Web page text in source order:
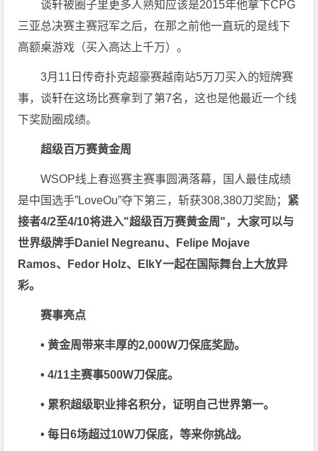
谈轩被圈子里更多人熟知应该是2015年他拿下CPG
三亚总决赛主赛冠军之后，在那之前他一直玩的是线下
高额桌游戏（买入高达上千万）。
3月11日传奇扑克超豪赛越南站5万刀买入的短牌赛
事，谈轩在这场比赛拿到了第7名，这也是他最近一个线
下奖励圈成绩。
超级百万赛黄金周
WSOP线上春巡赛主赛事圆满落幕，国人最佳成绩
是中国选手”LoveOu”夺下第三，斩获308,380刀奖励； 紧
接者4/2至4/10将进入"超级百万赛黄金周"，大家可以与
世界级牌手Daniel Negreanu、Felipe Mojave
Ramos、Fedor Holz、ElkY一起在国际舞台上大放异
彩。
赛事亮点
• 黄金周带来丰厚的2,000W刀保底奖励。
• 4/11主赛事500W刀保底。
• 累积超级职业排名积分，证明自己世界第一。
• 每日6场超过10W刀保底，等来你挑战。